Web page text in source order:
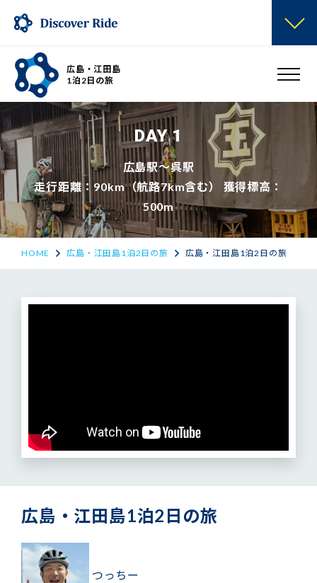
広島・江田島
1泊2日の旅
DAY 1
広島駅～呉駅
走行距離：90km（航路7km含む） 獲得標高：
500m
HOME 広島・江田島1泊2日の旅 広島・江田島1泊2日の旅
広島・江田島1泊2日の旅
つっちー